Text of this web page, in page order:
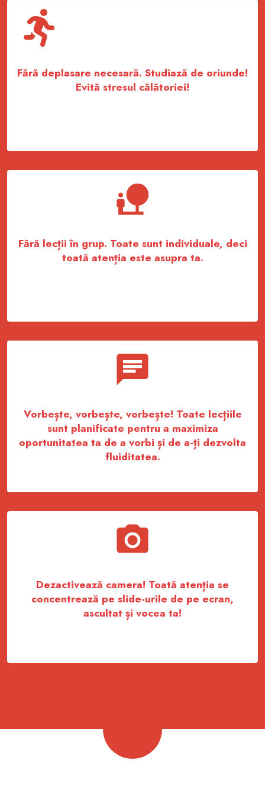
Fără deplasare necesară. Studiază de oriunde!
Evită stresul călătoriei!
Fără lecții în grup. Toate sunt individuale, deci
toată atenția este asupra ta.
Vorbește, vorbește, vorbește! Toate lecțiile
sunt planificate pentru a maximiza
oportunitatea ta de a vorbi și de a-ți dezvolta
fluiditatea.
Dezactivează camera! Toată atenția se
concentrează pe slide-urile de pe ecran,
ascultat și vocea ta!